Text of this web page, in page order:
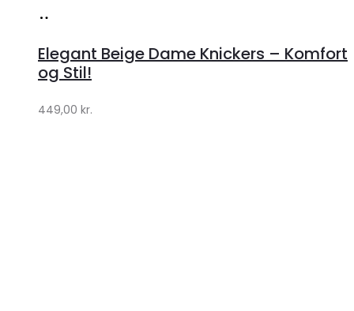
Klædeskabet.dk
Elegant Beige Dame Knickers – Komfort
og Stil!
449,00 kr.